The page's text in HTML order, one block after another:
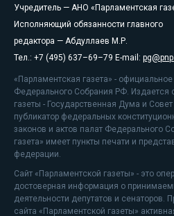
Учредитель — АНО «Парламентская
Исполняющий обязанности главного
редактора — Абдуллаев М.Р.
Тел.: +7 (495) 637–69–79 E-mail:
«Парламентская газета» -
Федерального Собрания РФ. Издается
газеты - Государственная Дума и
публикатор федеральных
законов и актов палат Федерального
газета» имеет пункты печати и
федерации.
Сайт «Парламентской газеты» - это
достоверная информация о
деятельности депутатов и сенаторов.
сайта «Парламентской газеты»